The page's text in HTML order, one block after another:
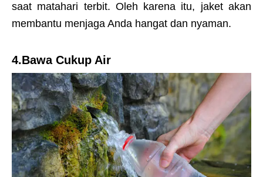
saat matahari terbit. Oleh karena itu, jaket akan
membantu menjaga Anda hangat dan nyaman.
4.Bawa Cukup Air